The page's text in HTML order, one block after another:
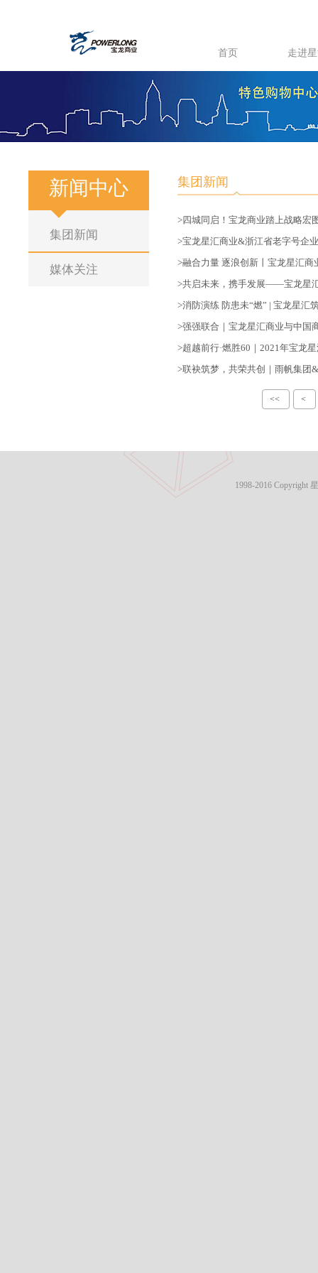
首页 走进
新闻中心
集团新闻
媒体关注
集团新闻
>四城同启！宝龙商业踏上战略宏
>宝龙星汇商业&浙江省老字号企
>融合力量 逐浪创新丨宝龙星汇
>共启未来，携手发展——宝龙星
>消防演练 防患未“燃” | 宝龙星汇
>强强联合｜宝龙星汇商业与中国
>超越前行·燃胜60｜2021年宝龙
>联袂筑梦，共荣共创｜雨帆集团
<< <
1998-2016 Copyright